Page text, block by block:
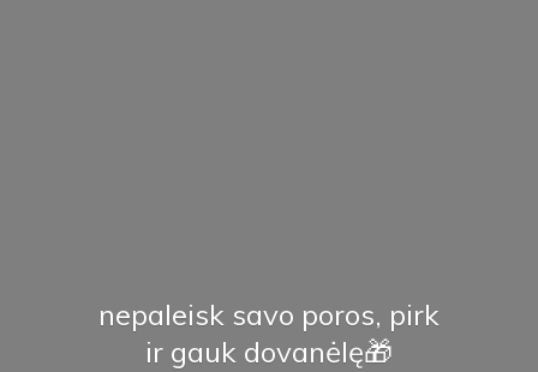
nepaleisk savo poros, pirk
ir gauk dovanėlę🎁